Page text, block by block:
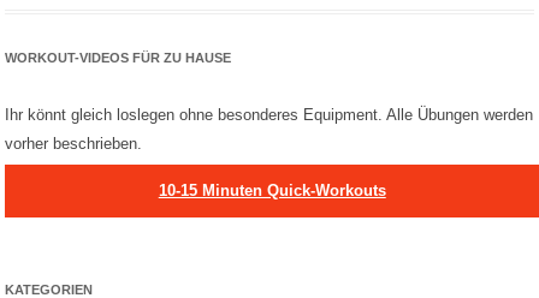
WORKOUT-VIDEOS FÜR ZU HAUSE
Ihr könnt gleich loslegen ohne besonderes Equipment. Alle Übungen werden
vorher beschrieben.
10-15 Minuten Quick-Workouts
KATEGORIEN